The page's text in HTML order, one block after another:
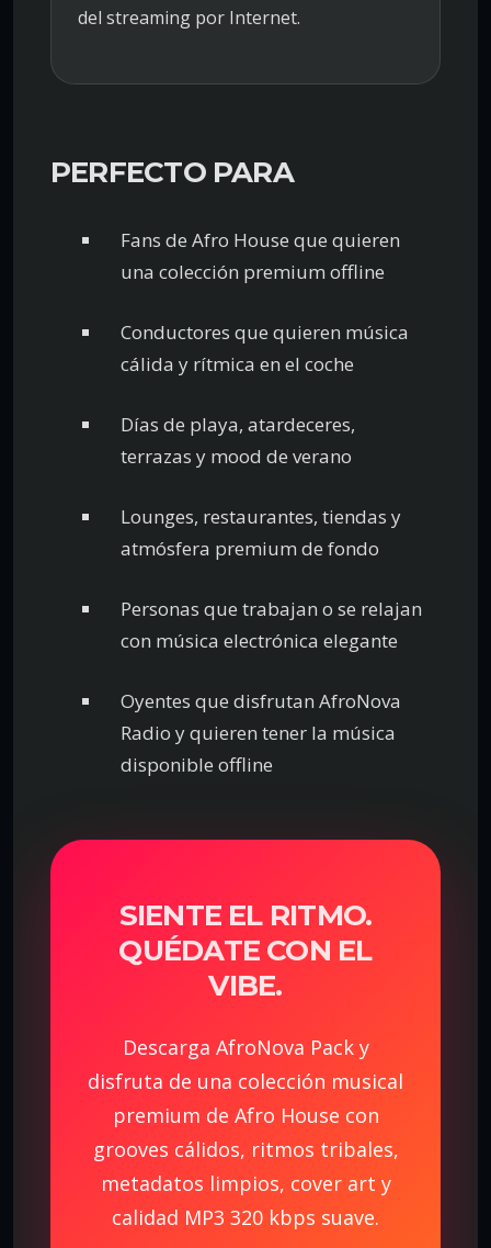
del streaming por Internet.
PERFECTO PARA
Fans de Afro House que quieren
una colección premium offline
Conductores que quieren música
cálida y rítmica en el coche
Días de playa, atardeceres,
terrazas y mood de verano
Lounges, restaurantes, tiendas y
atmósfera premium de fondo
Personas que trabajan o se relajan
con música electrónica elegante
Oyentes que disfrutan AfroNova
Radio y quieren tener la música
disponible offline
SIENTE EL RITMO.
QUÉDATE CON EL
VIBE.
Descarga AfroNova Pack y
disfruta de una colección musical
premium de Afro House con
grooves cálidos, ritmos tribales,
metadatos limpios, cover art y
calidad MP3 320 kbps suave.